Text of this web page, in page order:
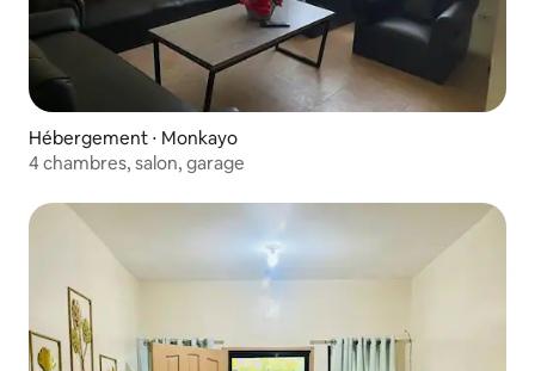
Hébergement ⋅ Monkayo
4 chambres, salon, garage